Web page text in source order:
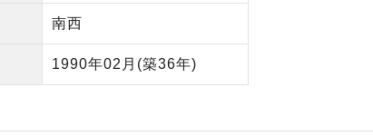
南西
1990年02月 (築36年)